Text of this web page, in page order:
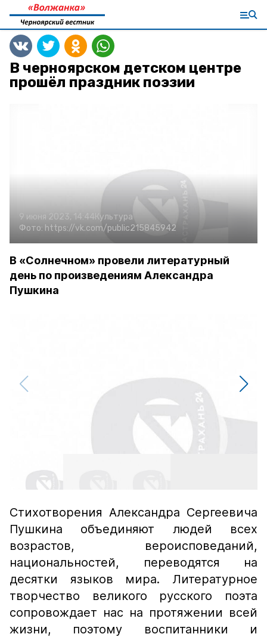
В черноярском детском центре
прошёл праздник поэзии
9 июня 2023, 14:44Культура
Фото: https://vk.com/public215845942
В «Солнечном» провели литературный
день по произведениям Александра
Пушкина
Стихотворения Александра Сергеевича
Пушкина объединяют людей всех
возрастов, вероисповеданий,
национальностей, переводятся на
десятки языков мира. Литературное
творчество великого русского поэта
сопровождает нас на протяжении всей
жизни, поэтому воспитанники и